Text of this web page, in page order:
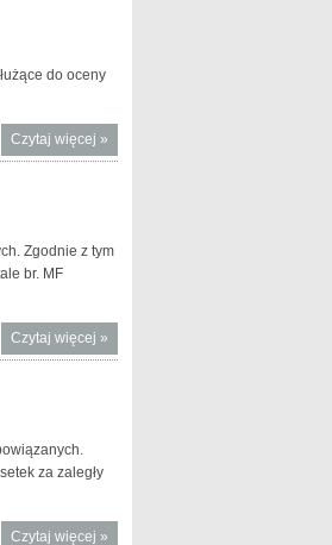
do oceny
Czytaj więcej o CbC –
najczęściej
»
Zgodnie z tym
br. MF
Czytaj więcej o Ceny
transferowe -
»
za zaległy
Czytaj więcej o Ceny
»